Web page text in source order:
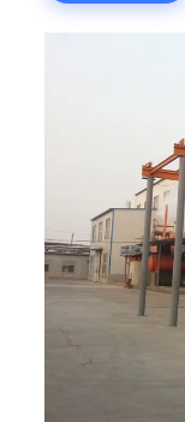
已经发展成为一
工，经营范围涉
酸系列居世界前
杨酸20000余吨
5000吨，药用水
国内重要的水杨
醇、二甲基呋喃、
等。目前国内拥
司以人才和技术
设备，自主研发
100余人。 展望未来，我们对企业的发展满怀信心。隆信